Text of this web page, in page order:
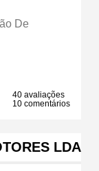
De
40 avaliações
10 comentários
LDA